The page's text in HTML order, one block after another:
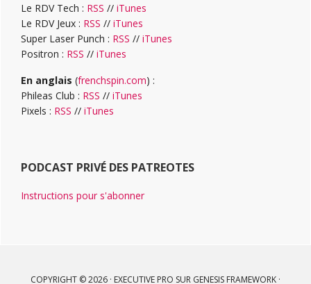
Le RDV Tech : RSS // iTunes
Le RDV Jeux : RSS // iTunes
Super Laser Punch : RSS // iTunes
Positron : RSS // iTunes
En anglais (frenchspin.com) :
Phileas Club : RSS // iTunes
Pixels : RSS // iTunes
PODCAST PRIVÉ DES PATREOTES
Instructions pour s'abonner
COPYRIGHT © 2026 · EXECUTIVE PRO SUR GENESIS FRAMEWORK ·